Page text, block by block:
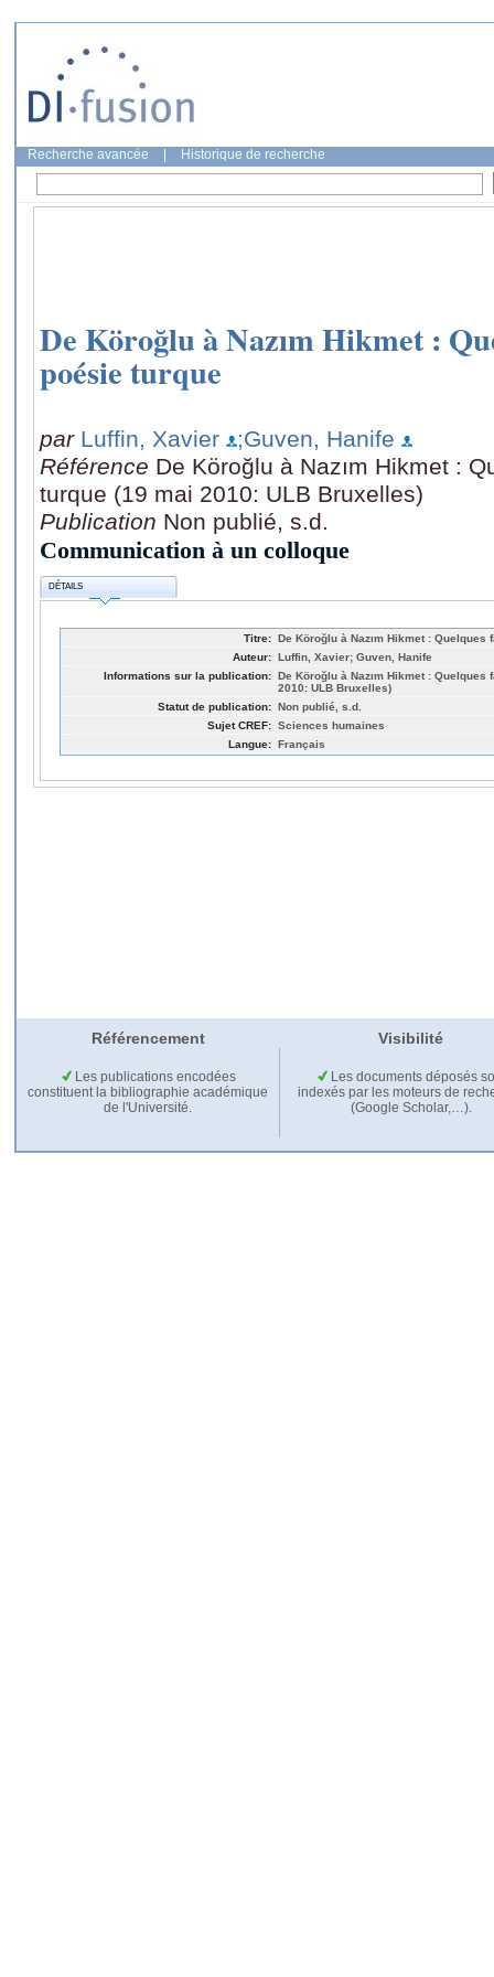
Recherche avancée Historique de recherche
De Köroğlu à Nazım Hikmet :
poésie turque
par Luffin, Xavier
;Guven, Hanife
Référence De Köroğlu à Nazım Hikmet :
turque (19 mai 2010: ULB Bruxelles)
Publication Non publié, s.d.
Communication à un colloque
DÉTAILS
Titre: De Köroğlu à Nazım Hikmet :
Auteur: Luffin, Xavier; Guven, Hanife
Informations sur la publication: De Köroğlu à Nazım Hikmet :
2010: ULB Bruxelles)
Statut de publication: Non publié, s.d.
Sujet CREF: Sciences humaines
Langue: Français
Référencement Visibilité
Les publications encodées
constituent la bibliographie académique
de l'Université.
Les documents déposés
indexés par les moteurs de
(Google Scholar,…).